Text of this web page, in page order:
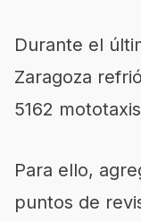
Durante el
Zaragoza
5162
Para ello,
puntos de